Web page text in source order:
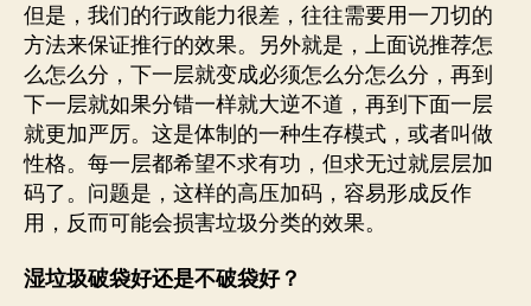
但是，我们的行政能力很差，往往需要用一刀切的
方法来保证推行的效果。另外就是，上面说推荐怎
么怎么分，下一层就变成必须怎么分怎么分，再到
下一层就如果分错一样就大逆不道，再到下面一层
就更加严厉。这是体制的一种生存模式，或者叫做
性格。每一层都希望不求有功，但求无过就层层加
码了。问题是，这样的高压加码，容易形成反作
用，反而可能会损害垃圾分类的效果。
湿垃圾破袋好还是不破袋好？